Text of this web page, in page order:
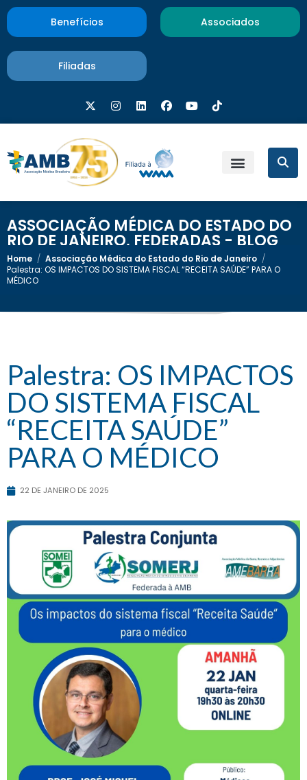
Benefícios Associados
Filiadas
ASSOCIAÇÃO MÉDICA DO ESTADO DO
RIO DE JANEIRO, FEDERADAS - BLOG
Home / Associação Médica do Estado do Rio de Janeiro /
Palestra: OS IMPACTOS DO SISTEMA FISCAL “RECEITA SAÚDE” PARA O
MÉDICO
Palestra: OS IMPACTOS
DO SISTEMA FISCAL
“RECEITA SAÚDE”
PARA O MÉDICO
22 DE JANEIRO DE 2025